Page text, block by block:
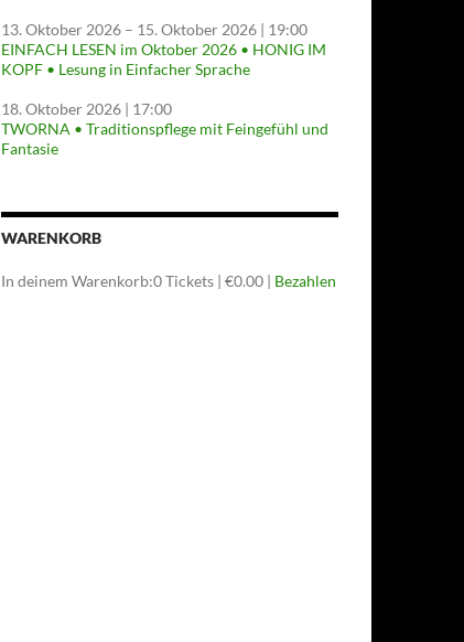
13. Oktober 2026 – 15. Oktober 2026 | 19:00
EINFACH LESEN im Oktober 2026 • HONIG IM
KOPF • Lesung in Einfacher Sprache
18. Oktober 2026 | 17:00
TWORNA • Traditionspflege mit Feingefühl und
Fantasie
WARENKORB
In deinem Warenkorb:0Tickets | €0.00 | Bezahlen